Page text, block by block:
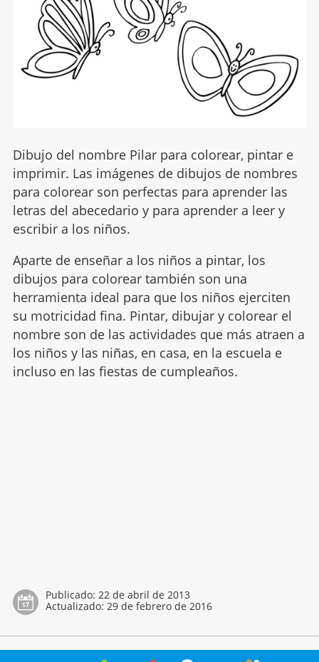
Dibujo del nombre Pilar para colorear, pintar e
imprimir. Las imágenes de dibujos de nombres
para colorear son perfectas para aprender las
letras del abecedario y para aprender a leer y
escribir a los niños.
Aparte de enseñar a los niños a pintar, los
dibujos para colorear también son una
herramienta ideal para que los niños ejerciten
su motricidad fina. Pintar, dibujar y colorear el
nombre son de las actividades que más atraen a
los niños y las niñas, en casa, en la escuela e
incluso en las fiestas de cumpleaños.
Publicado: 22 de abril de 2013
Actualizado: 29 de febrero de 2016